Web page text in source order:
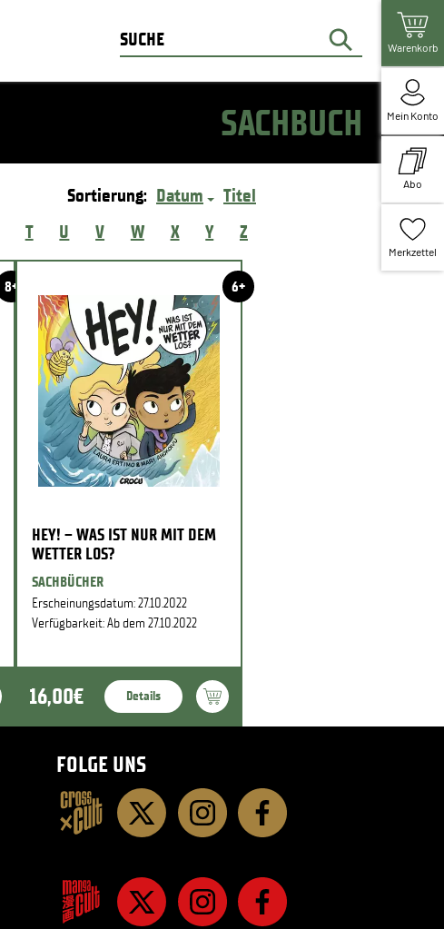
Warenkorb
Mein Konto
Abo
Merkzettel
SACHBUCH
Sortierung: Datum
Titel
T U V W X Y Z
8+ 6+
HEY! – WAS IST NUR MIT DEM
WETTER LOS?
SACHBÜCHER
Erscheinungsdatum: 27.10.2022
Verfügbarkeit: Ab dem 27.10.2022
16,00€ Details
FOLGE UNS